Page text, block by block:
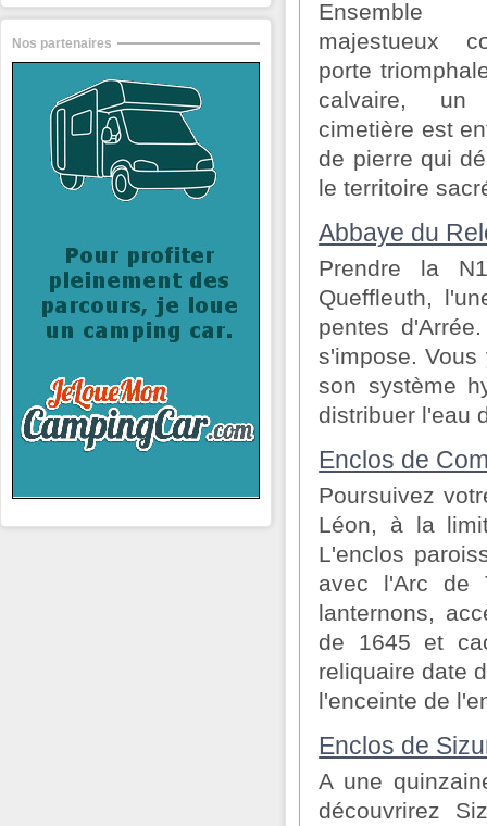
Ensemble
majestueux
porte
calvaire, un
cimetière est
de pierre qui
le territoire
Abbaye du
Prendre la
Queffleuth,
pentes
s'impose.
son système
distribuer l'eau
Enclos de
Poursuivez
Léon, à la
L'enclos
avec l'Arc de
lanternons,
de 1645 et
reliquaire date
l'enceinte de
Enclos de
A une
découvrirez
Nos partenaires